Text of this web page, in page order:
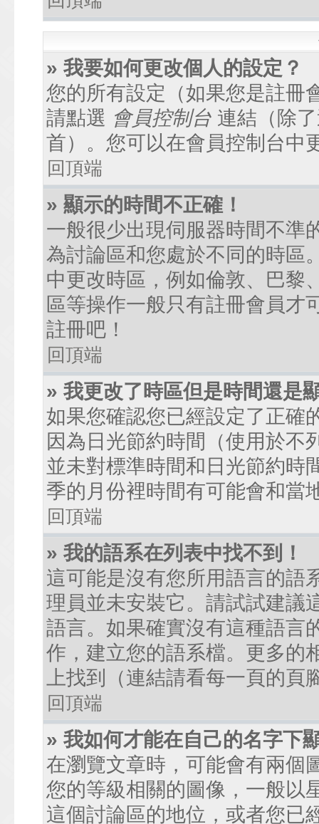
» 我要如何更改個人的設定？
您的所有設定（如果您是註冊
請點選 會員控制台 連結（除
首）。您可以在會員控制台中
回頂端
» 顯示的時間不正確！
一般很少出現伺服器時間不準
為討論區和您處於不同的時區
中更改時區，例如倫敦、巴黎
區等操作一般只有註冊會員才
註冊吧！
回頂端
» 我更改了時區但是時間還是
如果您確認您已經設定了正確
因為日光節約時間（使用於不
並未對標準時間和日光節約時
季的月份裡時間有可能會和當
回頂端
» 我的語系在列表中找不到！
這可能是沒有您所用語言的語
理員並未安裝它。請試試建議
語言。如果確實沒有這種語言
作，建立您的語系檔。更多的
上找到（連結請看每一頁的頁
回頂端
» 我如何才能在自己的名字下
在瀏覽文章時，可能會有兩個
您的等級相關的圖像，一般以
這個討論區的地位，或者您已